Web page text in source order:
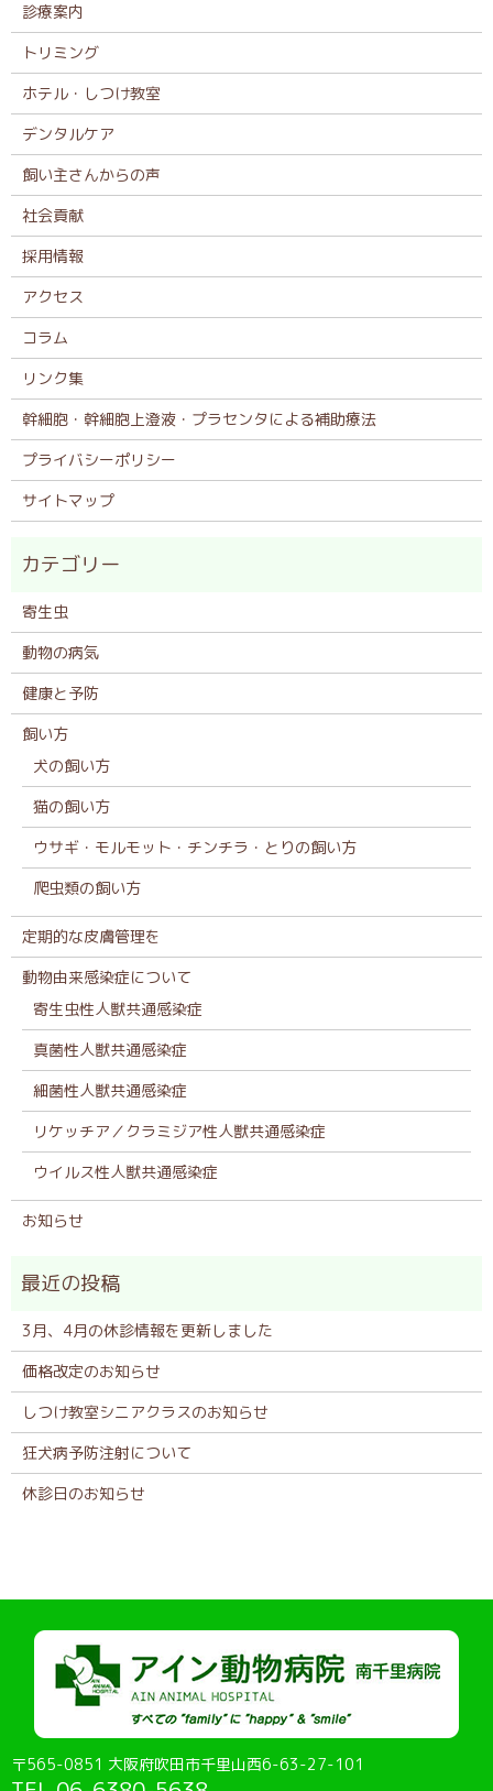
診療案内
トリミング
ホテル・しつけ教室
デンタルケア
飼い主さんからの声
社会貢献
採用情報
アクセス
コラム
リンク集
幹細胞・幹細胞上澄液・プラセンタによる補助療法
プライバシーポリシー
サイトマップ
寄生虫
動物の病気
健康と予防
飼い方
犬の飼い方
猫の飼い方
ウサギ・モルモット・チンチラ・とりの飼い方
爬虫類の飼い方
定期的な皮膚管理を
動物由来感染症について
寄生虫性人獣共通感染症
真菌性人獣共通感染症
細菌性人獣共通感染症
リケッチア／クラミジア性人獣共通感染症
ウイルス性人獣共通感染症
お知らせ
3月、4月の休診情報を更新しました
価格改定のお知らせ
しつけ教室シニアクラスのお知らせ
狂犬病予防注射について
休診日のお知らせ
〒565-0851 大阪府吹田市千里山西6-63-27-101